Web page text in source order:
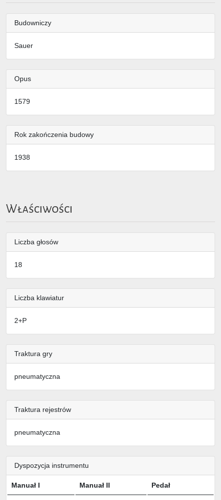
Budowniczy
Sauer
Opus
1579
Rok zakończenia budowy
1938
Właściwości
Liczba głosów
18
Liczba klawiatur
2+P
Traktura gry
pneumatyczna
Traktura rejestrów
pneumatyczna
Dyspozycja instrumentu
Manuał I Manuał II Pedał